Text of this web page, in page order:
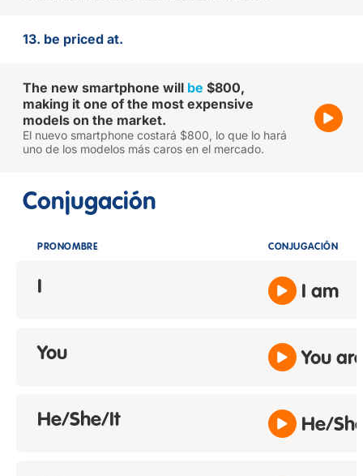
13. be priced at.
The new smartphone will be $800,
making it one of the most expensive
models on the market.
El nuevo smartphone costará $800, lo que lo hará
uno de los modelos más caros en el mercado.
Conjugación
PRONOMBRE CONJUGACIÓN
I I am
You You
He/She/It He/